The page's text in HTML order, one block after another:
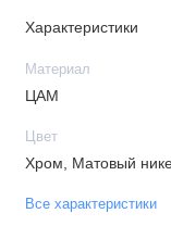
Характеристики
Материал
ЦАМ
Цвет
Хром, Матовый
Все характеристики